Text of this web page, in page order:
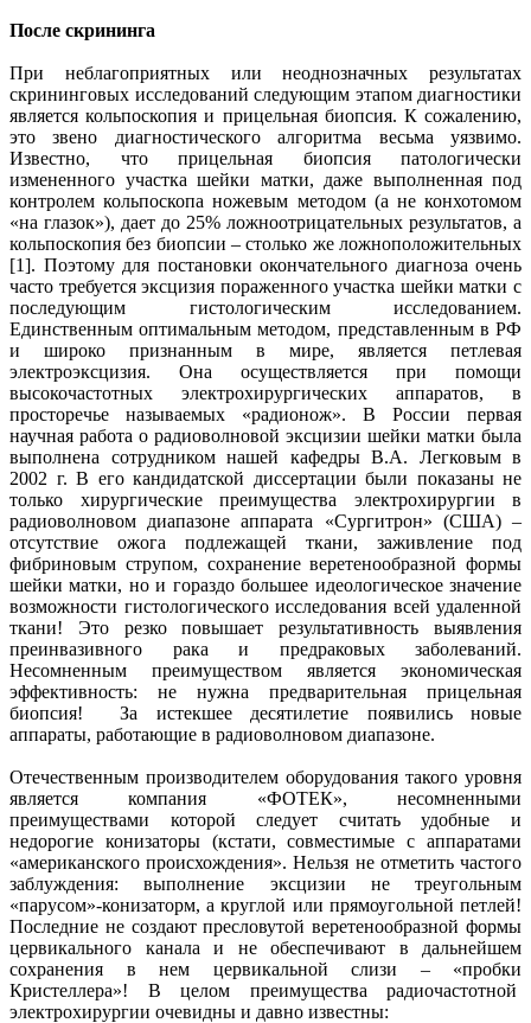
После скрининга
При неблагоприятных или неоднозначных результатах
скрининговых исследований следующим этапом диагностики
является кольпоскопия и прицельная биопсия. К сожалению,
это звено диагностического алгоритма весьма уязвимо.
Известно, что прицельная биопсия патологически
измененного участка шейки матки, даже выполненная под
контролем кольпоскопа ножевым методом (а не конхотомом
«на глазок»), дает до 25% ложноотрицательных результатов, а
кольпоскопия без биопсии – столько же ложноположительных
[1]. Поэтому для постановки окончательного диагноза очень
часто требуется эксцизия пораженного участка шейки матки с
последующим гистологическим исследованием.
Единственным оптимальным методом, представленным в РФ
и широко признанным в мире, является петлевая
электроэксцизия. Она осуществляется при помощи
высокочастотных электрохирургических аппаратов, в
просторечье называемых «радионож». В России первая
научная работа о радиоволновой эксцизии шейки матки была
выполнена сотрудником нашей кафедры В.А. Легковым в
2002 г. В его кандидатской диссертации были показаны не
только хирургические преимущества электрохирургии в
радиоволновом диапазоне аппарата «Сургитрон» (США) –
отсутствие ожога подлежащей ткани, заживление под
фибриновым струпом, сохранение веретенообразной формы
шейки матки, но и гораздо большее идеологическое значение
возможности гистологического исследования всей удаленной
ткани! Это резко повышает результативность выявления
преинвазивного рака и предраковых заболеваний.
Несомненным преимуществом является экономическая
эффективность: не нужна предварительная прицельная
биопсия! За истекшее десятилетие появились новые
аппараты, работающие в радиоволновом диапазоне.
Отечественным производителем оборудования такого уровня
является компания «ФОТЕК», несомненными
преимуществами которой следует считать удобные и
недорогие конизаторы (кстати, совместимые с аппаратами
«американского происхождения». Нельзя не отметить частого
заблуждения: выполнение эксцизии не треугольным
«парусом»-конизаторм, а круглой или прямоугольной петлей!
Последние не создают пресловутой веретенообразной формы
цервикального канала и не обеспечивают в дальнейшем
сохранения в нем цервикальной слизи – «пробки
Кристеллера»! В целом преимущества радиочастотной
электрохирургии очевидны и давно известны: